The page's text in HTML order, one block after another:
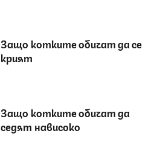
Защо котките обичат да се
крият
Защо котките обичат да
седят нависоко